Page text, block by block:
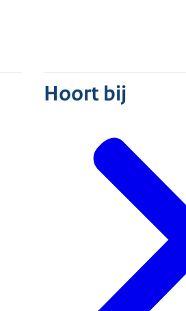
Hoort bij